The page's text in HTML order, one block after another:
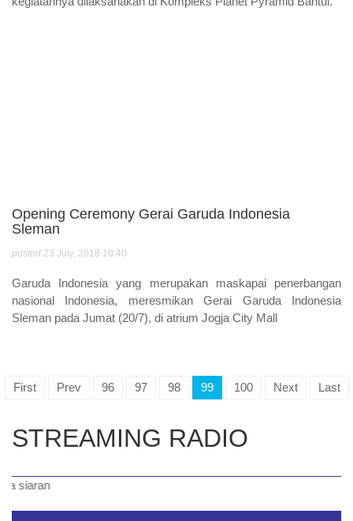
Opening Ceremony Gerai Garuda Indonesia
Sleman
posted 23 July, 2018 10:40
Garuda Indonesia yang merupakan maskapai penerbangan
nasional Indonesia, meresmikan Gerai Garuda Indonesia
Sleman pada Jumat (20/7), di atrium Jogja City Mall
First Prev 96 97 98 99 100 Next Last
STREAMING RADIO